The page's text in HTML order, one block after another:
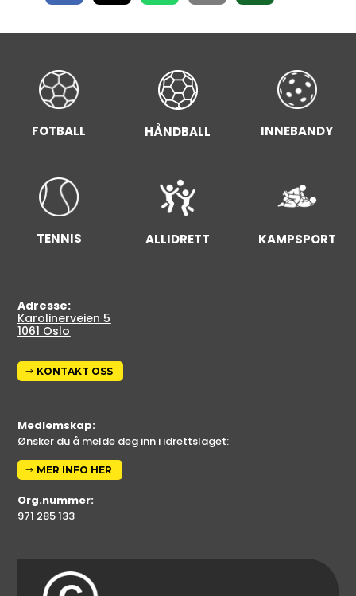
FOTBALL HÅNDBALL INNEBANDY
TENNIS ALLIDRETT KAMPSPORT
Adresse:
Karolinerveien 5
1061 Oslo
KONTAKT OSS
Medlemskap:
Ønsker du å melde deg inn i idrettslaget:
MER INFO HER
Org.nummer:
971 285 133